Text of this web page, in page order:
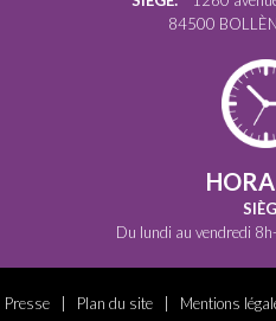
84500
Du lundi au vendredi
Presse| Plan du site| Mentions